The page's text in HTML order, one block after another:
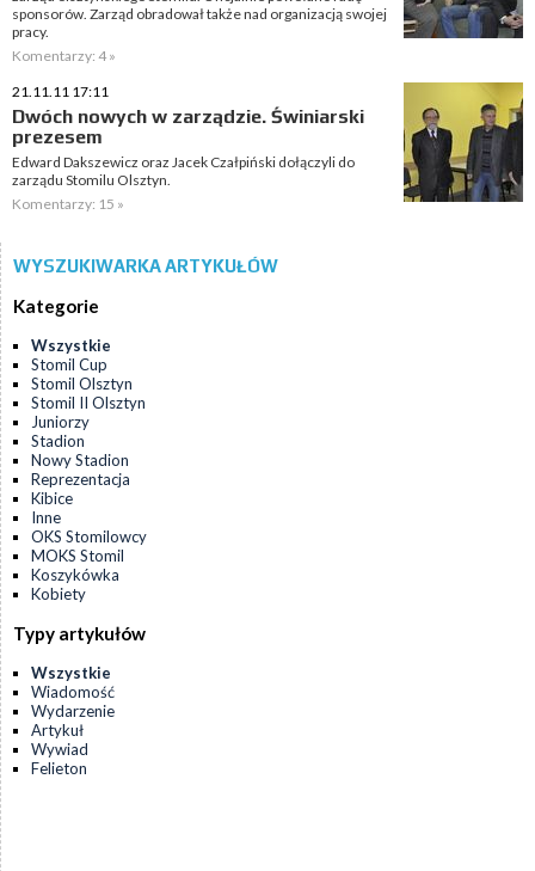
sponsorów. Zarząd obradował także nad organizacją swojej
pracy.
Komentarzy: 4 »
21.11.11 17:11
Dwóch nowych w zarządzie. Świniarski
prezesem
Edward Dakszewicz oraz Jacek Czałpiński dołączyli do
zarządu Stomilu Olsztyn.
Komentarzy: 15 »
WYSZUKIWARKA ARTYKUŁÓW
Kategorie
Wszystkie
Stomil Cup
Stomil Olsztyn
Stomil II Olsztyn
Juniorzy
Stadion
Nowy Stadion
Reprezentacja
Kibice
Inne
OKS Stomilowcy
MOKS Stomil
Koszykówka
Kobiety
Typy artykułów
Wszystkie
Wiadomość
Wydarzenie
Artykuł
Wywiad
Felieton